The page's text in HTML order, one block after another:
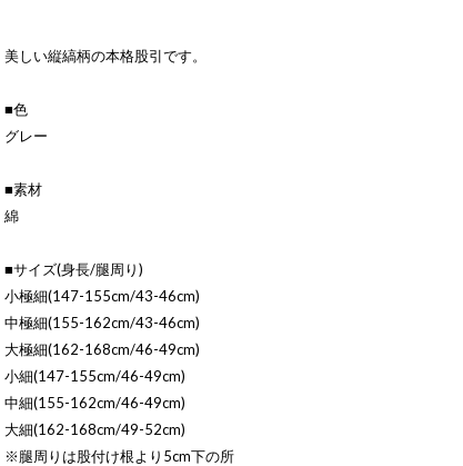
美しい縦縞柄の本格股引です。
■色
グレー
■素材
綿
■サイズ(身長/腿周り)
小極細(147-155cm/43-46cm)
中極細(155-162cm/43-46cm)
大極細(162-168cm/46-49cm)
小細(147-155cm/46-49cm)
中細(155-162cm/46-49cm)
大細(162-168cm/49-52cm)
※腿周りは股付け根より5cm下の所